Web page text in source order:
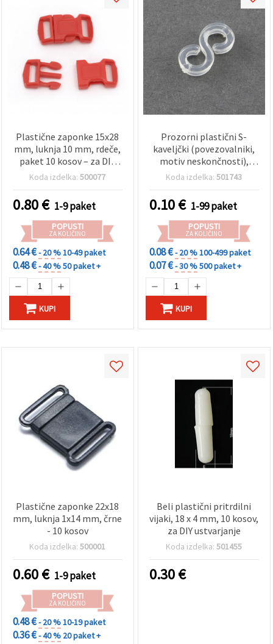
Plastične zaponke 15x28
mm, luknja 10 mm, rdeče,
paket 10 kosov – za DIY
ustvarjanje, torbe in ID
Koda izdelka:500077
0.80€ 1-9 paket
POPUSTI
ZA KOLIČINO
0.64 €- 20 %10-49 paket
0.48 €- 40 %50 paket +
KUPI
Prozorni plastični S-
kaveljčki (povezovalniki,
motiv neskončnosti),
11×6×2 mm – za izdelavo
paket ~12 kosov
Koda izdelka:501743
0.10€ 1-99 paket
POPUSTI
ZA KOLIČINO
0.08 €- 20 %100-499 paket
0.07 €- 30 %500 paket +
KUPI
Plastične zaponke 22x18
mm, luknja 1x14 mm, črne
- 10 kosov
Koda izdelka:500001
0.60€ 1-9 paket
POPUSTI
ZA KOLIČINO
0.48 €- 20 %10-19 paket
0.36 €- 40 % 20 paket +
Beli plastični pritrdilni
vijaki, 18 x 4 mm, 10 kosov,
za DIY ustvarjanje
Koda izdelka:501455
0.30€